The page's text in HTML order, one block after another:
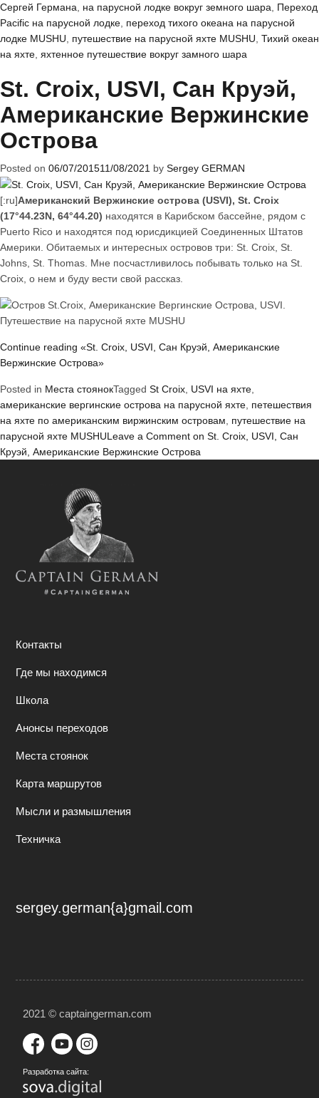
Сергей Германа
на парусной лодке вокруг земного шара
Переход
Pacific на парусной лодке переход тихого океана на парусной
лодке MUSHU
путешествие на парусной яхте MUSHU Тихий океан
на яхте яхтенное путешествие вокруг замного шара
St. Croix, USVI, Сан Круэй,
Американские Вержинские
Острова
Posted on 06/07/201511/08/2021 by Sergey GERMAN
[:ru]Американский Вержинские острова (USVI), St. Croix
(17°44.23N, 64°44.20) находятся в Карибском бассейне, рядом с
Puerto Rico и находятся под юрисдикцией Соединенных Штатов
Америки. Обитаемых и интересных островов три: St. Croix, St.
Johns, St. Thomas. Мне посчастливилось побывать только на St.
Croix, о нем и буду вести свой рассказ.
Continue reading «St. Croix, USVI, Сан Круэй, Американские
Вержинские Острова»
Posted in Места стоянокTagged St Croix, USVI на яхте,
американские вергинские острова на парусной яхте, петешествия
на яхте по американским виржинским островам, путешествие на
парусной яхте MUSHULeave a Comment on St. Croix, USVI, Сан
Круэй, Американские Вержинские Острова
Контакты
Где мы находимся
Школа
Анонсы переходов
Места стоянок
Карта маршрутов
Мысли и размышления
Техничка
sergey.german{a}gmail.com
2021 © captaingerman.com
Разработка сайта: